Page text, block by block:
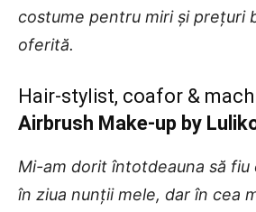
costume pentru miri și prețuri
oferită.
Hair-stylist, coafor &
Airbrush Make-up by
Mi-am dorit întotdeauna să fiu
în ziua nunții mele, dar în cea